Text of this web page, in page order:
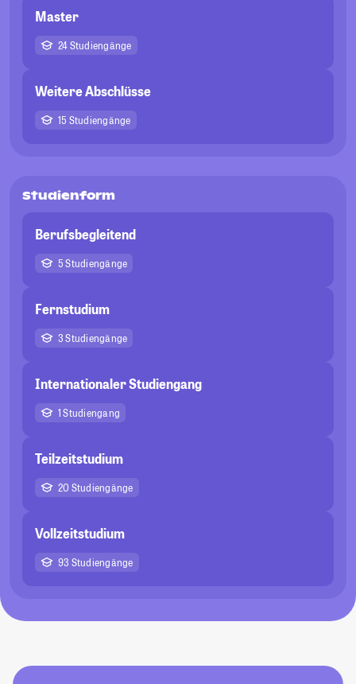
Master
24 Studiengänge
Weitere Abschlüsse
15 Studiengänge
Studienform
Berufsbegleitend
5 Studiengänge
Fernstudium
3 Studiengänge
Internationaler Studiengang
1 Studiengang
Teilzeitstudium
20 Studiengänge
Vollzeitstudium
93 Studiengänge